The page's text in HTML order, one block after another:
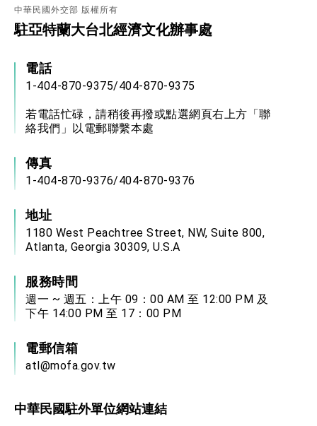
外交部重要言論
中華民國外交部 版權所有
駐亞特蘭大台北經濟文化辦事處
電話
1-404-870-9375/404-870-9375
若電話忙碌，請稍後再撥或點選網頁右上方「聯
絡我們」以電郵聯繫本處
傳真
1-404-870-9376/404-870-9376
地址
1180 West Peachtree Street, NW, Suite 800,
Atlanta, Georgia 30309, U.S.A
服務時間
週一 ~ 週五：上午 09：00 AM 至 12:00 PM 及
下午 14:00 PM 至 17：00 PM
電郵信箱
atl@mofa.gov.tw
中華民國駐外單位網站連結